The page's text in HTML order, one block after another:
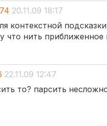
20.11.09 18:17
контекстной
что нить
22.11.09 12:47
то? парсить